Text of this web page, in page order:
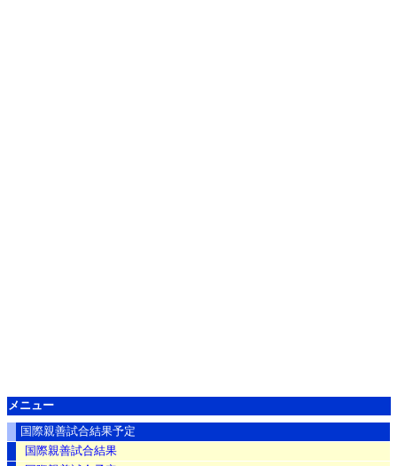
メニュー
国際親善試合結果予定
国際親善試合結果